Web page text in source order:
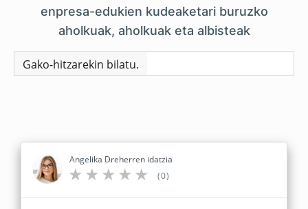
enpresa-edukien kudeaketari buruzko
aholkuak, aholkuak eta albisteak
Gako-hitzarekin bilatu.
Angelika Dreherren idatzia
(0)